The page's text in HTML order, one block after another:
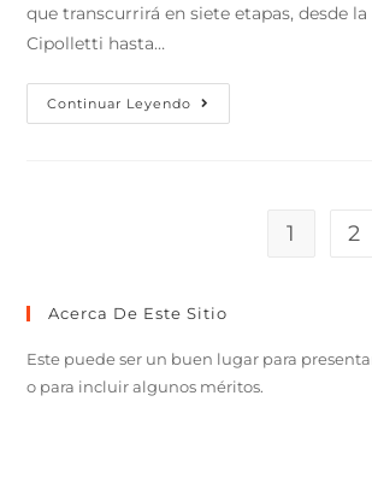
que transcurrirá en siete etapas, desde
Cipolletti hasta…
Continuar Leyendo
1 2
Acerca De Este Sitio
Este puede ser un buen lugar para
o para incluir algunos méritos.